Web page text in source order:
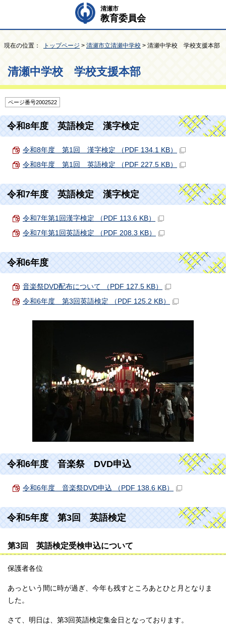
清瀬市
教育委員会
現在の位置： トップページ > 清瀬市立清瀬中学校 > 清瀬中学校 学校支援本部
清瀬中学校 学校支援本部
ページ番号2002522
令和8年度 英語検定 漢字検定
令和8年度 第1回 漢字検定 （PDF 134.1 KB）
令和8年度 第1回 英語検定 （PDF 227.5 KB）
令和7年度 英語検定 漢字検定
令和7年第1回漢字検定 （PDF 113.6 KB）
令和7年第1回英語検定 （PDF 208.3 KB）
令和6年度
音楽祭DVD配布について （PDF 127.5 KB）
令和6年度 第3回英語検定 （PDF 125.2 KB）
令和6年度 音楽祭 DVD申込
令和6年度 音楽祭DVD申込 （PDF 138.6 KB）
令和5年度 第3回 英語検定
第3回 英語検定受検申込について
保護者各位
あっという間に時が過ぎ、今年も残すところあとひと月となりま
した。
さて、明日は、第3回英語検定集金日となっております。